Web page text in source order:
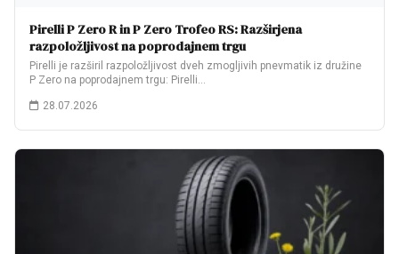
Pirelli P Zero R in P Zero Trofeo RS: Razširjena
razpoložljivost na poprodajnem trgu
Pirelli je razširil razpoložljivost dveh zmogljivih pnevmatik iz družine
P Zero na poprodajnem trgu: Pirelli…
28.07.2026